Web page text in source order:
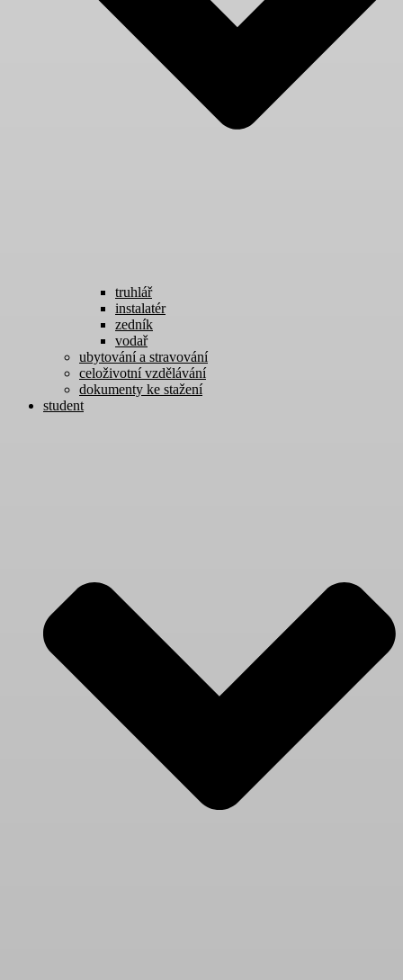
truhlář
instalatér
zedník
vodař
ubytování a stravování
celoživotní vzdělávání
dokumenty ke stažení
student